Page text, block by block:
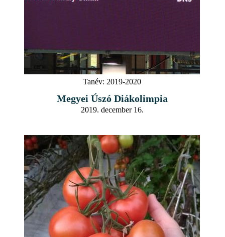
Tanév: 2019-2020
Megyei Úszó Diákolimpia
2019. december 16.